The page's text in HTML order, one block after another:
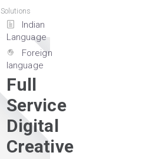
Solutions
Indian
Language
Foreign
language
Full
Service
Digital
Creative